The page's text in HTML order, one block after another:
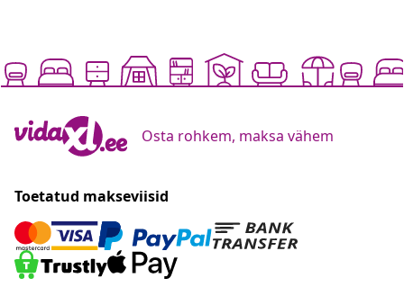
Osta rohkem, maksa vähem
Toetatud makseviisid